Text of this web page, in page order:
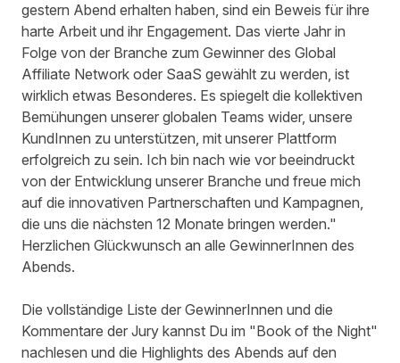
gestern Abend erhalten haben, sind ein Beweis für ihre
harte Arbeit und ihr Engagement. Das vierte Jahr in
Folge von der Branche zum Gewinner des Global
Affiliate Network oder SaaS gewählt zu werden, ist
wirklich etwas Besonderes. Es spiegelt die kollektiven
Bemühungen unserer globalen Teams wider, unsere
KundInnen zu unterstützen, mit unserer Plattform
erfolgreich zu sein. Ich bin nach wie vor beeindruckt
von der Entwicklung unserer Branche und freue mich
auf die innovativen Partnerschaften und Kampagnen,
die uns die nächsten 12 Monate bringen werden."
Herzlichen Glückwunsch an alle GewinnerInnen des
Abends.
Die vollständige Liste der GewinnerInnen und die
Kommentare der Jury kannst Du im "Book of the Night"
nachlesen und die Highlights des Abends auf den